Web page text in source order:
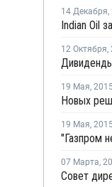
14 Декабря,
12 Октября,
19 Мая,
19 Мая,
07 Марта,